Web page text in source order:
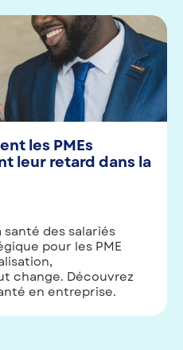
les PMEs
leur retard dans la
des salariés
pour les PME
change. Découvrez
en entreprise.